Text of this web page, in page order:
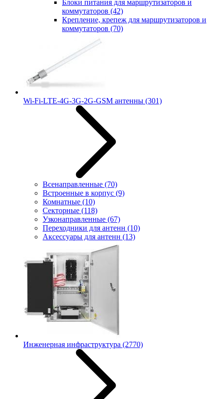
Блоки питания для маршрутизаторов и
коммутаторов (42)
Крепление, крепеж для маршрутизаторов и
коммутаторов (70)
Wi-Fi-LTE-4G-3G-2G-GSM антенны (301)
Всенаправленные (70)
Встроенные в корпус (9)
Комнатные (10)
Секторные (118)
Узконаправленные (67)
Переходники для антенн (10)
Аксессуары для антенн (13)
Инженерная инфраструктура (2770)